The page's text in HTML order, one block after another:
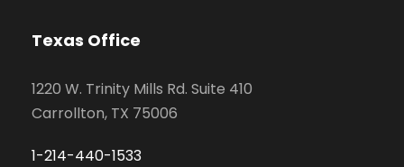
Texas Office
1220 W. Trinity Mills Rd. Suite 410
Carrollton, TX 75006
1-214-440-1533